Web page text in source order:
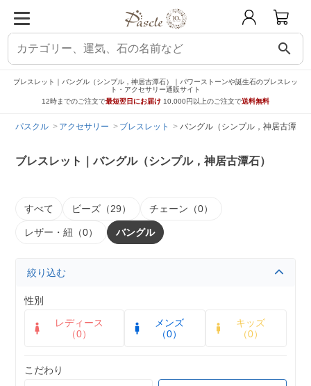
search
ブレスレット｜バングル（シンプル，神居古潭石）｜パワーストーンや誕生石のブレスレッ
ト・アクセサリー通販サイト
12時までのご注文で最短翌日にお届け 10,000円以上のご注文で送料無料
パスクル アクセサリー ブレスレット バングル（シンプル，神居古潭石
ブレスレット｜バングル（シンプル，神居古潭石）
すべて ビーズ（29） チェーン（0）
レザー・紐（0） バングル
絞り込む
性別
レディース
（0）
メンズ
（0）
キッズ
（0）
こだわり